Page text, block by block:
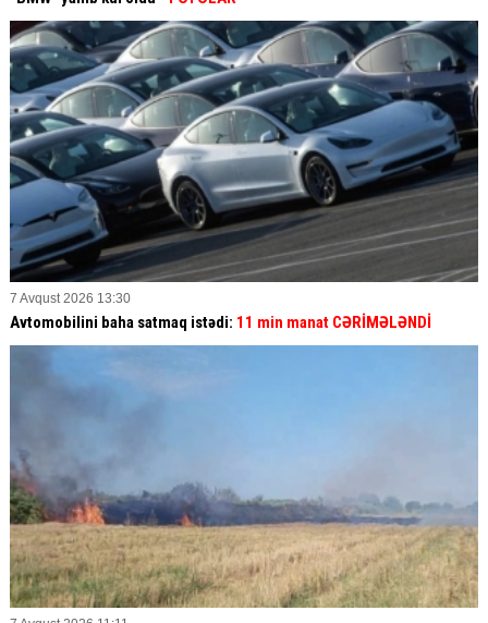
7 Avqust 2026 13:30
Avtomobilini baha satmaq istədi: 11 min manat CƏRİMƏLƏNDİ